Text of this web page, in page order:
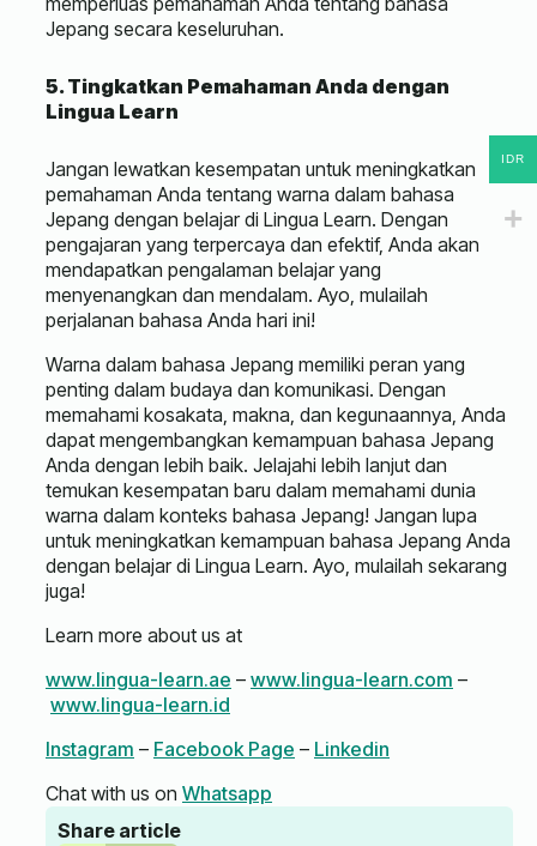
Jepang secara keseluruhan.
5. Tingkatkan Pemahaman Anda dengan
Lingua Learn
Jangan lewatkan kesempatan untuk meningkatkan
pemahaman Anda tentang warna dalam bahasa
Jepang dengan belajar di Lingua Learn. Dengan
pengajaran yang terpercaya dan efektif, Anda akan
mendapatkan pengalaman belajar yang
menyenangkan dan mendalam. Ayo, mulailah
perjalanan bahasa Anda hari ini!
Warna dalam bahasa Jepang memiliki peran yang
penting dalam budaya dan komunikasi. Dengan
memahami kosakata, makna, dan kegunaannya, Anda
dapat mengembangkan kemampuan bahasa Jepang
Anda dengan lebih baik. Jelajahi lebih lanjut dan
temukan kesempatan baru dalam memahami dunia
warna dalam konteks bahasa Jepang! Jangan lupa
untuk meningkatkan kemampuan bahasa Jepang Anda
dengan belajar di Lingua Learn. Ayo, mulailah sekarang
juga!
Learn more about us at
www.lingua-learn.ae – www.lingua-learn.com –
www.lingua-learn.id
Instagram – Facebook Page – Linkedin
Chat with us on Whatsapp
Share article
IDR